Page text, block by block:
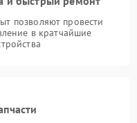
позволяют провести
в кратчайшие